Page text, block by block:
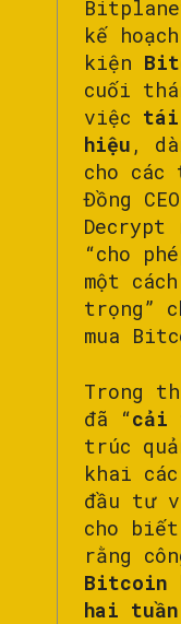
kế
kiện
cuối
việc tái
hiệu ,
cho
Đồng CEO
Decrypt
“cho
một
trọng”
mua
Trong
đã “cải
trúc
khai
đầu tư
cho
rằng
Bitcoin
hai tuần